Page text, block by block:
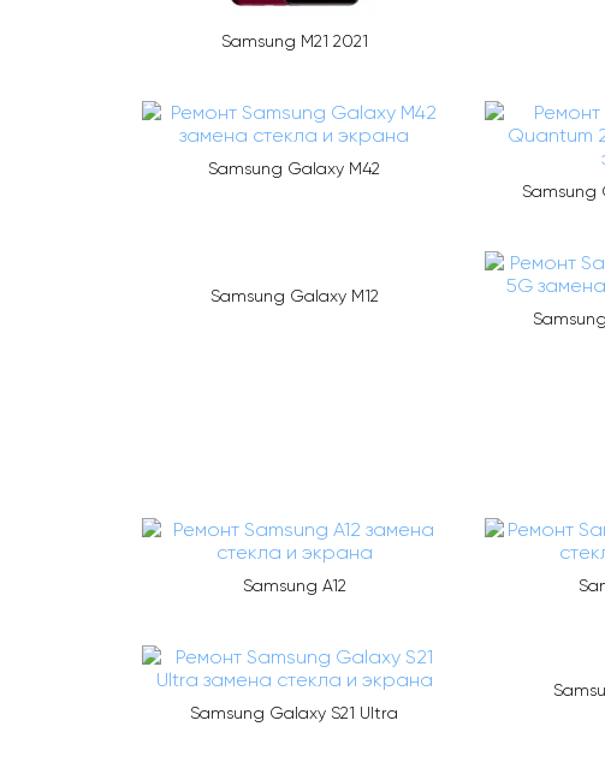
Samsung M21 2021
Samsung Galaxy M42
Samsung
Samsung Galaxy M12
Samsung A12
Samsung Galaxy S21 Ultra